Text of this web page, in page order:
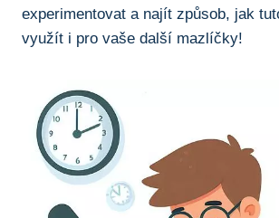
experimentovat a najít způsob, jak
využít i pro vaše další mazlíčky!